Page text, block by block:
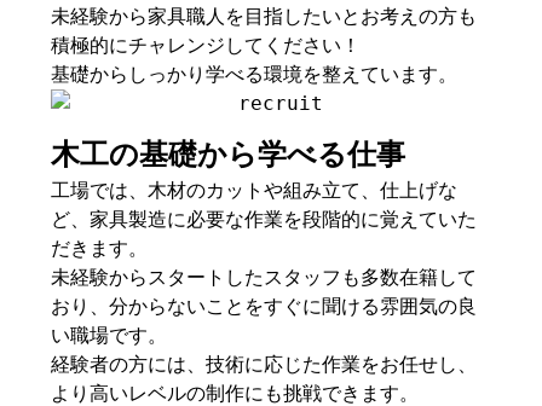
未経験から家具職人を目指したいとお考えの方も
積極的にチャレンジしてください！
基礎からしっかり学べる環境を整えています。
木工の基礎から学べる仕事
工場では、木材のカットや組み立て、仕上げな
ど、家具製造に必要な作業を段階的に覚えていた
だきます。
未経験からスタートしたスタッフも多数在籍して
おり、分からないことをすぐに聞ける雰囲気の良
い職場です。
経験者の方には、技術に応じた作業をお任せし、
より高いレベルの制作にも挑戦できます。